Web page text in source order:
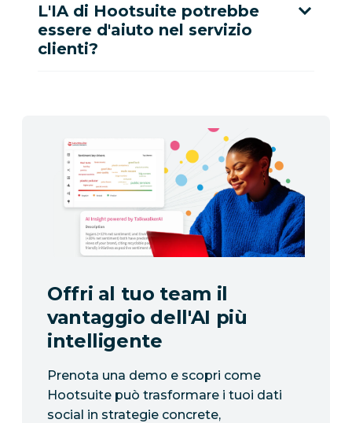
L'IA di Hootsuite potrebbe
essere d'aiuto nel servizio
clienti?
Offri al tuo team il
vantaggio dell'AI più
intelligente
Prenota una demo e scopri come
Hootsuite può trasformare i tuoi dati
social in strategie concrete,